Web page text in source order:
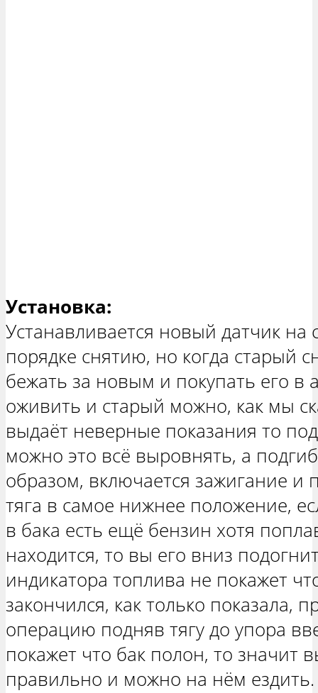
Установка:
Устанавливается новый датчик на
порядке снятию, но когда старый
бежать за новым и покупать его в
оживить и старый можно, как мы
выдаёт неверные показания то
можно это всё выровнять, а
образом, включается зажигание и
тяга в самое нижнее положение,
в бака есть ещё бензин хотя
находится, то вы его вниз
индикатора топлива не покажет
закончился, как только показала,
операцию подняв тягу до упора
покажет что бак полон, то значит
правильно и можно на нём ездить.